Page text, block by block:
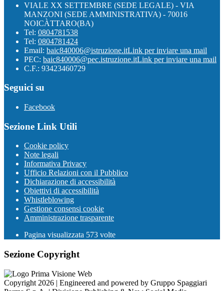
VIALE XX SETTEMBRE (SEDE LEGALE) - VIA
MANZONI (SEDE AMMINISTRATIVA) - 70016
NOICÀTTARO(BA)
Tel: 0804781538
Tel: 0804781424
Email: baic840006@istruzione.itLink per inviare una mail
PEC: baic840006@pec.istruzione.itLink per inviare una mail
C.F.: 93423460729
Seguici su
Facebook
Sezione Link Utili
Cookie policy
Note legali
Informativa Privacy
Ufficio Relazioni con il Pubblico
Dichiarazione di accessibilità
Obiettivi di accessibilità
Whistleblowing
Gestione consensi cookie
Amministrazione trasparente
Pagina visualizzata 573 volte
Sezione Copyright
Copyright 2026 | Engineered and powered by Gruppo Spaggiari